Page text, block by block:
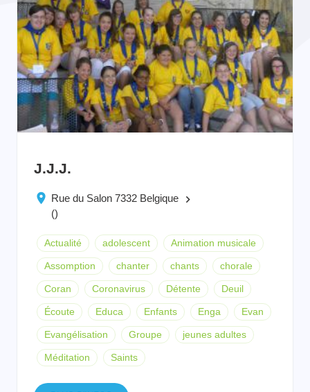
J.J.J.
Rue du Salon 7332 Belgique keyboard_arrow_right
()
Actualité adolescent Animation musicale
Assomption chanter chants chorale
Coran Coronavirus Détente Deuil
Écoute Educa Enfants Enga Evan
Evangélisation Groupe jeunes adultes
Méditation Saints